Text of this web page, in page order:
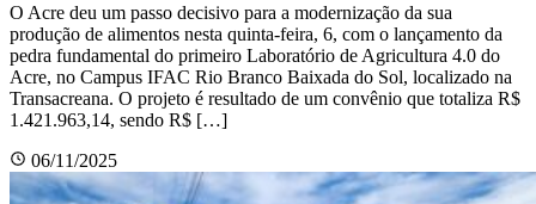
O Acre deu um passo decisivo para a modernização da sua
produção de alimentos nesta quinta-feira, 6, com o lançamento da
pedra fundamental do primeiro Laboratório de Agricultura 4.0 do
Acre, no Campus IFAC Rio Branco Baixada do Sol, localizado na
Transacreana. O projeto é resultado de um convênio que totaliza R$
1.421.963,14, sendo R$ […]
06/11/2025